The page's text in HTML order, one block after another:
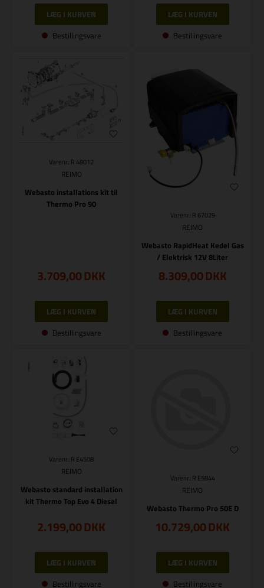
Bestillingsvare Bestillingsvare
Varenr.: R 48012
REIMO
Webasto installations kit til
Thermo Pro 90
3.709,00DKK
Bestillingsvare
Varenr.: R 67029
REIMO
Webasto RapidHeat Kedel Gas
/ Elektrisk 12V 8Liter
8.309,00DKK
Bestillingsvare
Varenr.: R E4508
REIMO
Webasto standard installation
kit Thermo Top Evo 4 Diesel
2.199,00DKK
Bestillingsvare
Varenr.: R E5844
REIMO
Webasto Thermo Pro 50E D
10.729,00DKK
Bestillingsvare